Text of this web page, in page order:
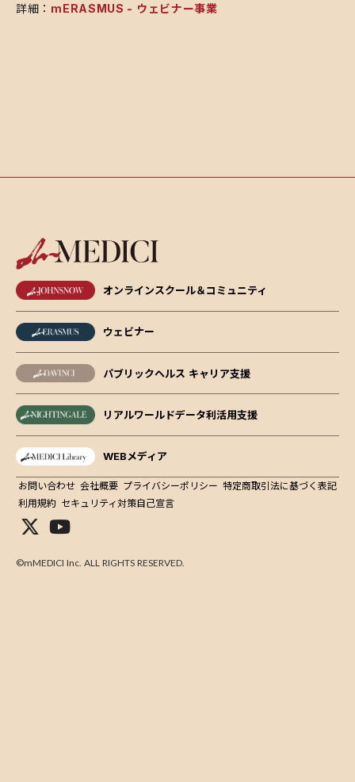
詳細： mERASMUS - ウェビナー事業
オンラインスクール＆コミュニティ
ウェビナー
パブリックヘルス キャリア支援
リアルワールドデータ利活用支援
WEBメディア
お問い合わせ 会社概要 プライバシーポリシー 特定商取引法に基づく表記
利用規約 セキュリティ対策自己宣言
©mMEDICI Inc. ALL RIGHTS RESERVED.